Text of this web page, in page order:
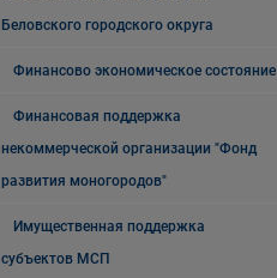
Беловского городского округа
Финансово экономическое состояние
Финансовая поддержка
некоммерческой организации "Фонд
развития моногородов"
Имущественная поддержка
субъектов МСП